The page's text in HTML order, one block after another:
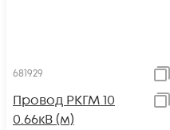
681929
Провод РКГМ 10
0.66кВ (м)